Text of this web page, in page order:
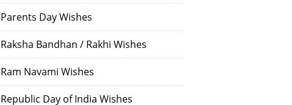
Parents Day Wishes
Raksha Bandhan / Rakhi Wishes
Ram Navami Wishes
Republic Day of India Wishes